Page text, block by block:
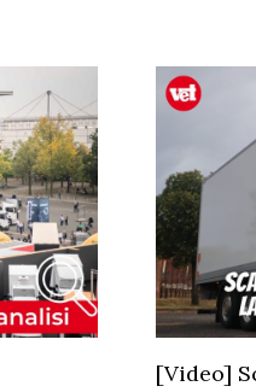
[Video]